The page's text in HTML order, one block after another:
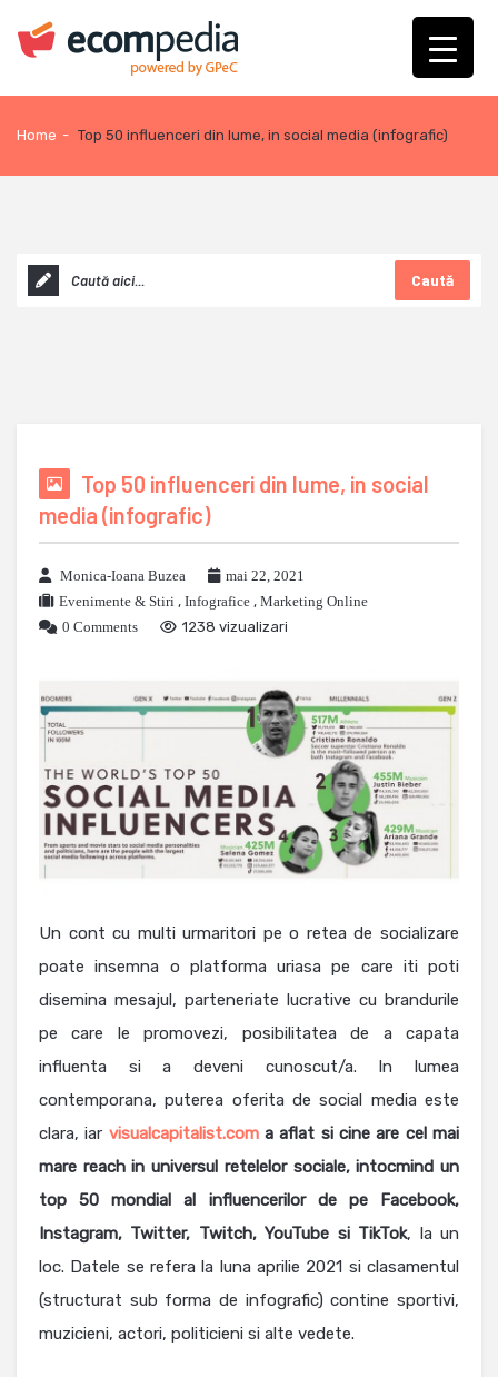
Home - Top 50 influenceri din lume, in social media (infografic)
Caută
Top 50 influenceri din lume, in social
media (infografic)
Monica-Ioana Buzea
mai 22, 2021
Evenimente & Stiri , Infografice , Marketing Online
0 Comments
1238 vizualizari
Un cont cu multi urmaritori pe o retea de socializare
poate insemna o platforma uriasa pe care iti poti
disemina mesajul, parteneriate lucrative cu brandurile
pe care le promovezi, posibilitatea de a capata
influenta si a deveni cunoscut/a. In lumea
contemporana, puterea oferita de social media este
clara, iar visualcapitalist.coma aflat si cine are cel mai
mare reach in universul retelelor sociale, intocmind un
top 50 mondial al influencerilor de pe Facebook,
Instagram, Twitter, Twitch, YouTube si TikTok, la un
loc. Datele se refera la luna aprilie 2021 si clasamentul
(structurat sub forma de infografic) contine sportivi,
muzicieni, actori, politicieni si alte vedete.